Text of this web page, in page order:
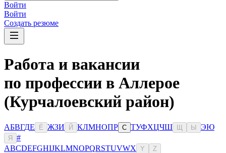
Войти
Войти
Создать резюме
Работа и вакансии
по профессии в Аллерое
(Курчалоевский район)
АБВГДЕ Ё ЖЗИ Й КЛМНОПР С ТУФХЦЧШ Ы ЭЮ
Я
#
ABCDEFGHIJKLMNOPQRSTUVWX Y Z